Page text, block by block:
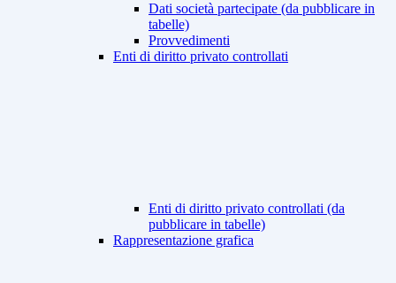
Dati società partecipate (da pubblicare in
tabelle)
Provvedimenti
Enti di diritto privato controllati
Enti di diritto privato controllati (da
pubblicare in tabelle)
Rappresentazione grafica